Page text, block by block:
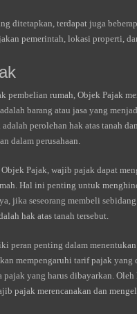
ditetapkan, terdapat juga
pemerintah, lokasi properti,
pembelian rumah, Objek Pajak
barang atau jasa yang
perolehan hak atas tanah
dalam perusahaan.
Pajak, wajib pajak dapat
Hal ini penting untuk
jika seseorang membeli
hak atas tanah tersebut.
peran penting dalam
mempengaruhi tarif pajak
yang harus dibayarkan.
pajak merencanakan dan